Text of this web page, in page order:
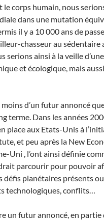
corps humain, nous
dans une mutation
il y a 10 000 ans de
chasseur au
serions ainsi à la veille
et écologique, mais aussi
moins d’un futur annoncé
terme. Dans les années
place aux Etats-Unis à
et peu après la New
Uni , l’ont ainsi définie
parcourir pour pouvoir
défis planétaires présents
technologiques, conflits…
un futur annoncé, en